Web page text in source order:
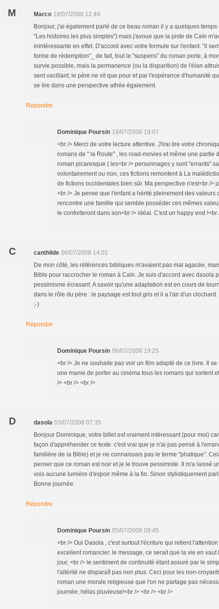
M Marco 18/07/2008 12:49
Bonjour, j'ai également parlé de ce beau roman il y a quelques
"Les histoires les plus simples") mais j'avoue que la piste de Caïn
inintéressante en effet. D'accord avec votre formule sur l'enfant: "il
forme de rédemption"_ de fait, tout le "suspens" du roman porte, à
survie possible, mais la permanence (ou la disparition) de l'élan
sent vacillant; le père ne vit que pour et par l'espérance d'humanité
se lire dans une perspective athée également.
Répondre
Dominique Poursin 18/07/2008 19:07
<br /> Merci de votre lecture attentive. J'irai lire votre
romans de " la Route" , les road-movies et même une partie
roman picaresque ( les<br /> personnages y sont "errants"
volontairement ou non, ces fictions remontent à La
de fictions occidentales bien sûr. Ma perspective n'est<br />
<br /> Je pense que l'enfant a hérité pleinement des valeurs
rencontre une famille qui semble posséder ces mêmes
le conforteront dans son<br /> idéal. C'est un happy end !<br
C canthilde 06/07/2008 14:01
De mon côté, les références bibliques m'avaient pas mal agacée,
Bible pour raccrocher le roman à Caïn. Je suis d'accord avec dasola
pessimisme écrasant. A savoir qu'une adaptation est en cours de
dans le rôle du père : le paysage est tout gris et il a l'air d'un
;-)
Répondre
Dominique Poursin 06/07/2008 19:25
<br /> Je ne souhaite pas voir un film adapté de ce livre. Il
une manie de porter au cinéma tous les romans qui sortent
/> <br /> <br />
D dasola 03/07/2008 07:35
Bonjour Dominique, votre billet est vraiment intéressant (pour moi)
façon d'appréhender ce texte. c'est vrai que je n'ai pas pensé à
familière de la Bible) et je ne connaissais pas le terme "phatique".
penser que ce roman est noir et je le trouve pessimiste. Il m'a laissé
vois aucune lumière d'espoir même à la fin. Sinon stylistiquement
Bonne journée.
Répondre
Dominique Poursin 05/07/2008 09:45
<br /> Oui Dasola , c'est surtout l'écriture qui retient
excellent romancier. le message, ce serait que la vie en
jour, <br /> le sentiment de continuité étant assuré par le
l'altérité ne disparaît pas non plus. Ceci pour les non-
roman une morale religieuse que l'on ne partage pas
journée, hélas pluvieuse!<br /> <br /> <br />